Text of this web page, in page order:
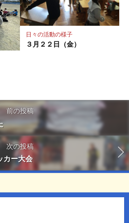
日々の活動の様子
３月２２日（金）
前の投稿
次の投稿
カー大会